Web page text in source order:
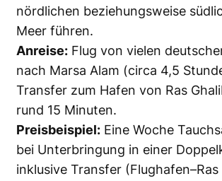
nördlichen beziehungsweise
Meer führen.
Anreise: Flug von vielen
nach Marsa Alam (circa 4,5
Transfer zum Hafen von Ras
rund 15 Minuten.
Preisbeispiel: Eine Woche
bei Unterbringung in einer
inklusive Transfer (Flughafen–Ras